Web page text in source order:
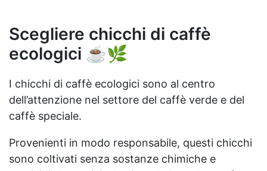
Scegliere chicchi di caffè
ecologici ☕️🌿
I chicchi di caffè ecologici sono al centro
dell’attenzione nel settore del caffè verde e del
caffè speciale.
Provenienti in modo responsabile, questi chicchi
sono coltivati senza sostanze chimiche e